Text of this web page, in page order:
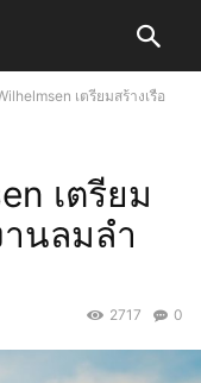
เตรียมสร้างเรือ
เตรียม
านลมลำ
0
2717